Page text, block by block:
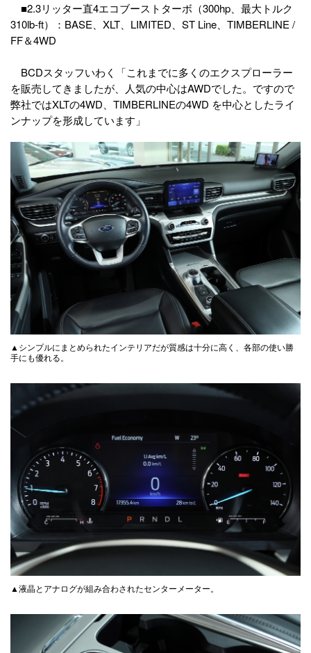
■2.3リッター直4エコブーストターボ（300hp、最大トルク
310lb-ft）：BASE、XLT、LIMITED、ST Line、TIMBERLINE /
FF＆4WD
BCDスタッフいわく「これまでに多くのエクスプローラー
を販売してきましたが、人気の中心はAWDでした。ですので
弊社ではXLTの4WD、TIMBERLINEの4WD を中心としたライ
ンナップを形成しています」
▲シンプルにまとめられたインテリアだが質感は十分に高く、各部の使い勝
手にも優れる。
▲液晶とアナログが組み合わされたセンターメーター。